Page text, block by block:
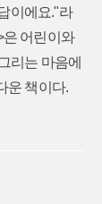
이에요."라
은 어린이와
리는 마음에
운 책이다.